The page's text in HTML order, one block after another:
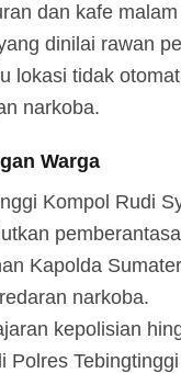
dan kafe
dinilai rawan
lokasi tidak
narkoba.
Warga
Kompol Rudi
Kapolda
narkoba.
kepolisian
Polres